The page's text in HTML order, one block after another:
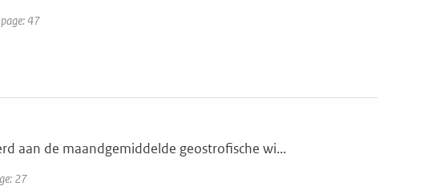
47
aan de maandgemiddelde geostrofische wi...
27